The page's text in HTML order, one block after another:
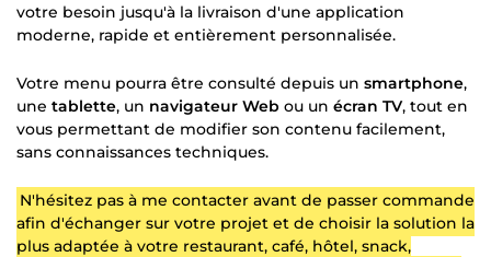
votre besoin jusqu'à la livraison d'une application
moderne, rapide et entièrement personnalisée.
Votre menu pourra être consulté depuis un smartphone,
une tablette, un navigateur Web ou un écran TV, tout en
vous permettant de modifier son contenu facilement,
sans connaissances techniques.
N'hésitez pas à me contacter avant de passer commande
afin d'échanger sur votre projet et de choisir la solution la
plus adaptée à votre restaurant, café, hôtel, snack,